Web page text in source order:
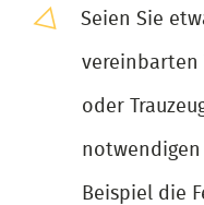
Seien Sie
vereinbarten
oder
Beispiel die